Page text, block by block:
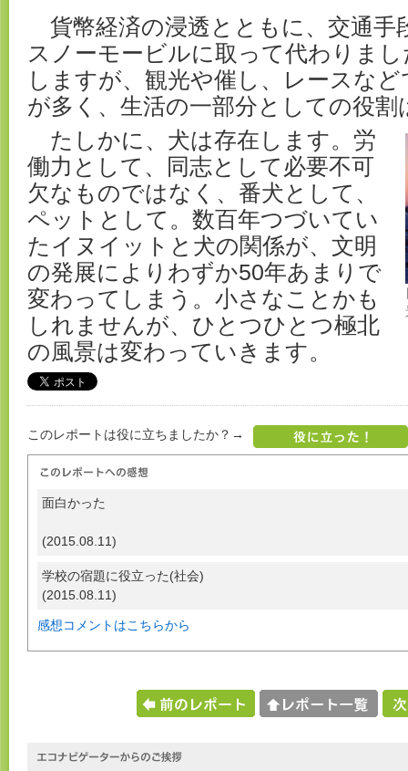
貨幣経済の浸透とともに、交通手
スノーモービルに取って代わりま
しますが、観光や催し、レースな
が多く、生活の一部分としての役
たしかに、犬は存在します。労
働力として、同志として必要不可
欠なものではなく、番犬として、
ペットとして。数百年つづいてい
たイヌイットと犬の関係が、文明
の発展によりわずか50年あまりで
変わってしまう。小さなことかも
しれませんが、ひとつひとつ極北
の風景は変わっていきます。
このレポートは役に立ちましたか？→
面白かった
(2015.08.11)
学校の宿題に役立った(社会)
(2015.08.11)
感想コメントはこちらから